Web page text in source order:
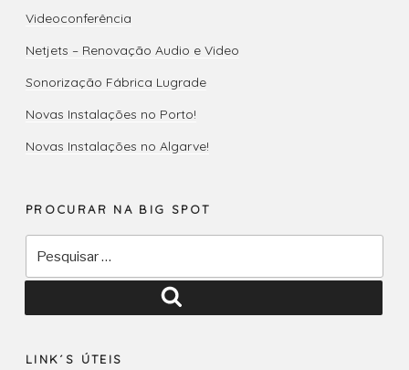
Videoconferência
Netjets – Renovação Audio e Video
Sonorização Fábrica Lugrade
Novas Instalações no Porto!
Novas Instalações no Algarve!
PROCURAR NA BIG SPOT
por:
LINK´S ÚTEIS